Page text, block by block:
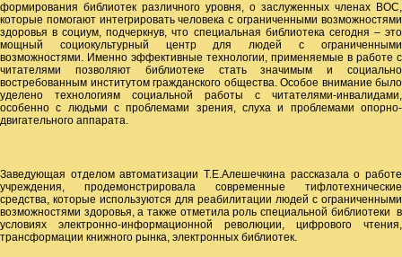
формирования библиотек различного уровня, о заслуженных членах ВОС,
которые помогают интегрировать человека с ограниченными возможностями
здоровья в социум, подчеркнув, что специальная библиотека сегодня – это
мощный социокультурный центр для людей с ограниченными
возможностями. Именно эффективные технологии, применяемые в работе с
читателями позволяют библиотеке стать значимым и социально
востребованным институтом гражданского общества. Особое внимание было
уделено технологиям социальной работы с читателями-инвалидами,
особенно с людьми с проблемами зрения, слуха и проблемами опорно-
двигательного аппарата.
Заведующая отделом автоматизации Т.Е.Алешечкина рассказала о работе
учреждения, продемонстрировала современные тифлотехнические
средства, которые используются для реабилитации людей с ограниченными
возможностями здоровья, а также отметила роль специальной библиотеки в
условиях электронно-информационной революции, цифрового чтения,
трансформации книжного рынка, электронных библиотек.